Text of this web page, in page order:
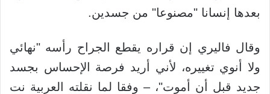
بعدها إنسانا "مصنوعا" من جسدين.
وقال فاليري إن قراره يقطع الجراح رأسه "نهائي
ولا أنوي تغييره، لأني أريد فرصة الإحساس بجسد
جديد قبل أن أموت"، – وفقا لما نقلته العربية نت